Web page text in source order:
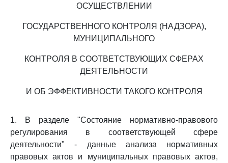
ОСУЩЕСТВЛЕНИИ
ГОСУДАРСТВЕННОГО КОНТРОЛЯ (НАДЗОРА),
МУНИЦИПАЛЬНОГО
КОНТРОЛЯ В СООТВЕТСТВУЮЩИХ СФЕРАХ
ДЕЯТЕЛЬНОСТИ
И ОБ ЭФФЕКТИВНОСТИ ТАКОГО КОНТРОЛЯ
1. В разделе "Состояние нормативно-правового
регулирования в соответствующей сфере
деятельности" - данные анализа нормативных
правовых актов и муниципальных правовых актов,